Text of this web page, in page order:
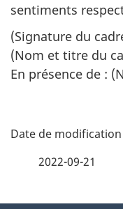
sentiments
(Signature du
(Nom et titre du
En présence de :
D
2022-09-21